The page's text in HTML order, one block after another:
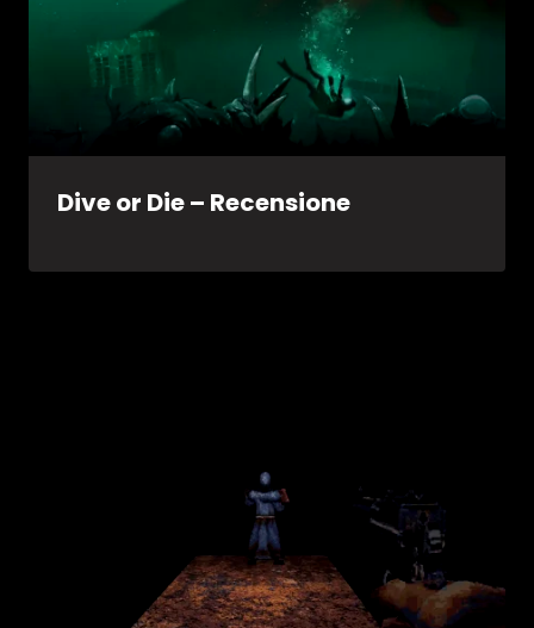
Dive or Die – Recensione